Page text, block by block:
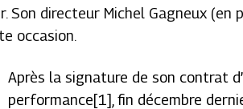
Son directeur Michel Gagneux (en
occasion.
Après la signature de son contrat
performance[1], fin décembre